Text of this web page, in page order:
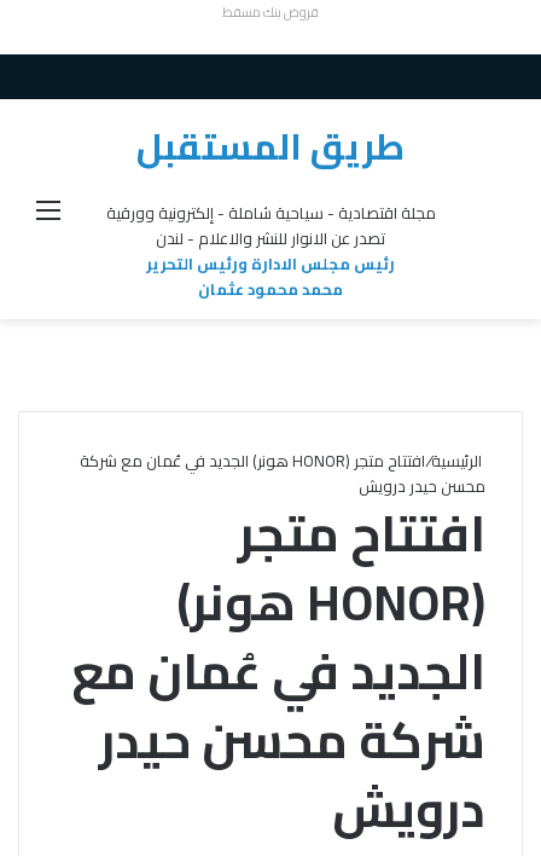
قروض بنك مسقط
طريق المستقبل
مجلة اقتصادية - سياحية شاملة - إلكترونية وورقية
تصدر عن الانوار للنشر والاعلام - لندن
رئيس مجلس الادارة ورئيس التحرير
محمد محمود عثمان
الرئيسية/
افتتاح متجر (HONOR هونر) الجديد في عُمان مع شركة
محسن حيدر درويش
افتتاح متجر
(HONOR هونر)
الجديد في عُمان مع
شركة محسن حيدر
درويش